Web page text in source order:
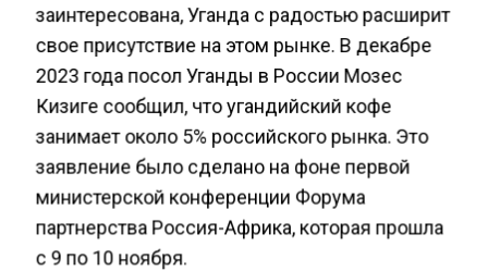
заинтересована, Уганда с радостью расширит
свое присутствие на этом рынке. В декабре
2023 года посол Уганды в России Мозес
Кизиге сообщил, что угандийский кофе
занимает около 5% российского рынка. Это
заявление было сделано на фоне первой
министерской конференции Форума
партнерства Россия-Африка, которая прошла
с 9 по 10 ноября.